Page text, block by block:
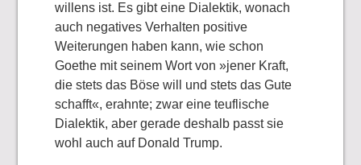
willens ist. Es gibt eine Dialektik, wonach
auch negatives Verhalten positive
Weiterungen haben kann, wie schon
Goethe mit seinem Wort von »jener Kraft,
die stets das Böse will und stets das Gute
schafft«, erahnte; zwar eine teuflische
Dialektik, aber gerade deshalb passt sie
wohl auch auf Donald Trump.